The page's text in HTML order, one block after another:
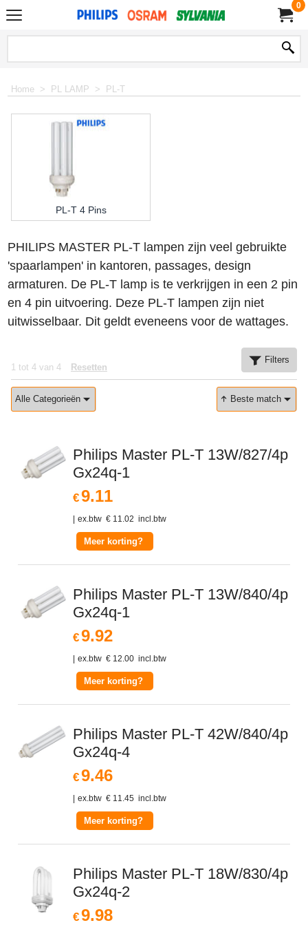
0
Home > PL LAMP > PL-T
PL-T 4 Pins
PHILIPS MASTER PL-T lampen zijn veel gebruikte
'spaarlampen' in kantoren, passages, design
armaturen. De PL-T lamp is te verkrijgen in een 2 pin
en 4 pin uitvoering. Deze PL-T lampen zijn niet
uitwisselbaar. Dit geldt eveneens voor de wattages.
1 tot 4 van 4 Resetten
Filters
Alle Categorieën Beste match
Philips Master PL-T 13W/827/4p
Gx24q-1
€9.11
ex.btw € 11.02 incl.btw
Meer korting?
Philips Master PL-T 13W/840/4p
Gx24q-1
€9.92
ex.btw € 12.00 incl.btw
Meer korting?
Philips Master PL-T 42W/840/4p
Gx24q-4
€9.46
ex.btw € 11.45 incl.btw
Meer korting?
Philips Master PL-T 18W/830/4p
Gx24q-2
€9.98